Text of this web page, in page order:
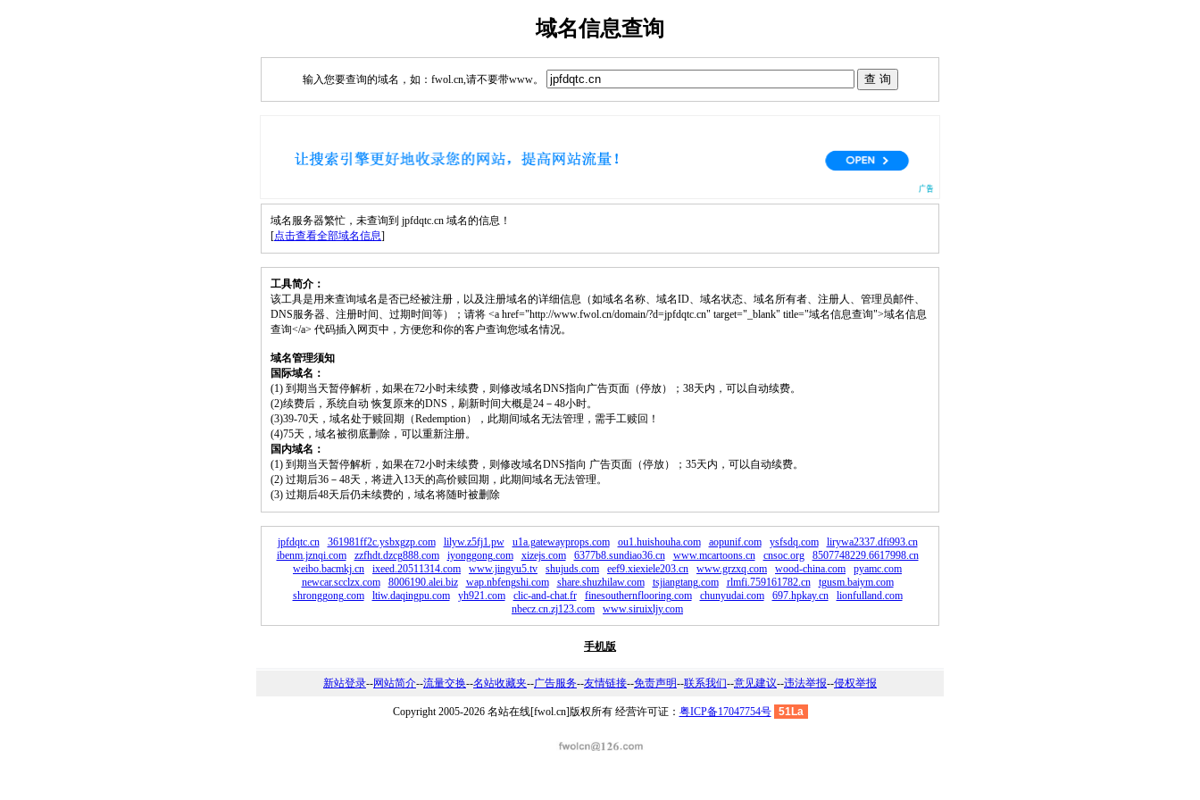
域名信息查询
输入您要查询的域名，如：fwol.cn,请不要带www。
域名服务器繁忙，未查询到 jpfdqtc.cn 域名的信息！
[点击查看全部域名信息]
工具简介：
该工具是用来查询域名是否已经被注册，以及注册域名的详细信息（如域名名称、域名ID、域名状态、域名所有者、注册人、管理员邮件、
DNS服务器、注册时间、过期时间等）；请将 <a href="http://www.fwol.cn/domain/?d=jpfdqtc.cn" target="_blank" title="域名信息查询">域名信息
查询</a> 代码插入网页中，方便您和你的客户查询您域名情况。
域名管理须知
国际域名：
(1) 到期当天暂停解析，如果在72小时未续费，则修改域名DNS指向广告页面（停放）；38天内，可以自动续费。
(2)续费后，系统自动 恢复原来的DNS，刷新时间大概是24－48小时。
(3)39-70天，域名处于赎回期（Redemption），此期间域名无法管理，需手工赎回！
(4)75天，域名被彻底删除，可以重新注册。
国内域名：
(1) 到期当天暂停解析，如果在72小时未续费，则修改域名DNS指向 广告页面（停放）；35天内，可以自动续费。
(2) 过期后36－48天，将进入13天的高价赎回期，此期间域名无法管理。
(3) 过期后48天后仍未续费的，域名将随时被删除
jpfdqtc.cn 361981ff2c.ysbxgzp.com lilyw.z5fj1.pw u1a.gatewayprops.com ou1.huishouha.com aopunif.com ysfsdq.com
lirywa2337.dfi993.cn
ibenm.jznqi.com
zzfhdt.dzcg888.com iyonggong.com xizejs.com 6377b8.sundiao36.cn www.mcartoons.cn cnsoc.org
8507748229.6617998.cn
weibo.bacmkj.cn
ixeed.20511314.com www.jingyu5.tv shujuds.com eef9.xiexiele203.cn www.grzxq.com wood-china.com
pyamc.com
newcar.scclzx.com
8006190.alei.biz wap.nbfengshi.com share.shuzhilaw.com tsjiangtang.com rlmfi.759161782.cn
tgusm.baiym.com
shronggong.com
ltiw.daqingpu.com yh921.com clic-and-chat.fr finesouthernflooring.com chunyudai.com 697.hpkay.cn
lionfulland.com
nbecz.cn.zj123.com
www.siruixljy.com
手机版
新站登录--网站简介--流量交换--名站收藏夹--广告服务--友情链接--免责声明--联系我们--意见建议--违法举报--侵权举报
Copyright 2005-2026 名站在线[fwol.cn]版权所有 经营许可证： 粤ICP备17047754号 51La